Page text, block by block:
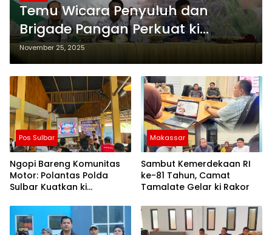
Temu Wicara Penyuluh dan
Brigade Pangan Perkuat ki
Implementasi Program IP300 di
Sidrap
November 25, 2025
Pos Sulbar
Ngopi Bareng Komunitas
Motor: Polantas Polda
Sulbar Kuatkan ki
Keselamatan
Makassar
Sambut Kemerdekaan RI
ke-81 Tahun, Camat
Tamalate Gelar ki Rakor